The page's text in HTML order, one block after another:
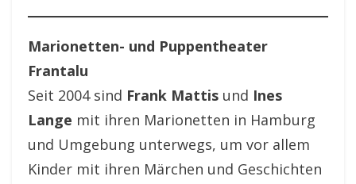
Marionetten- und Puppentheater
Frantalu
Seit 2004 sind Frank Mattis und Ines
Lange mit ihren Marionetten in Hamburg
und Umgebung unterwegs, um vor allem
Kinder mit ihren Märchen und Geschichten